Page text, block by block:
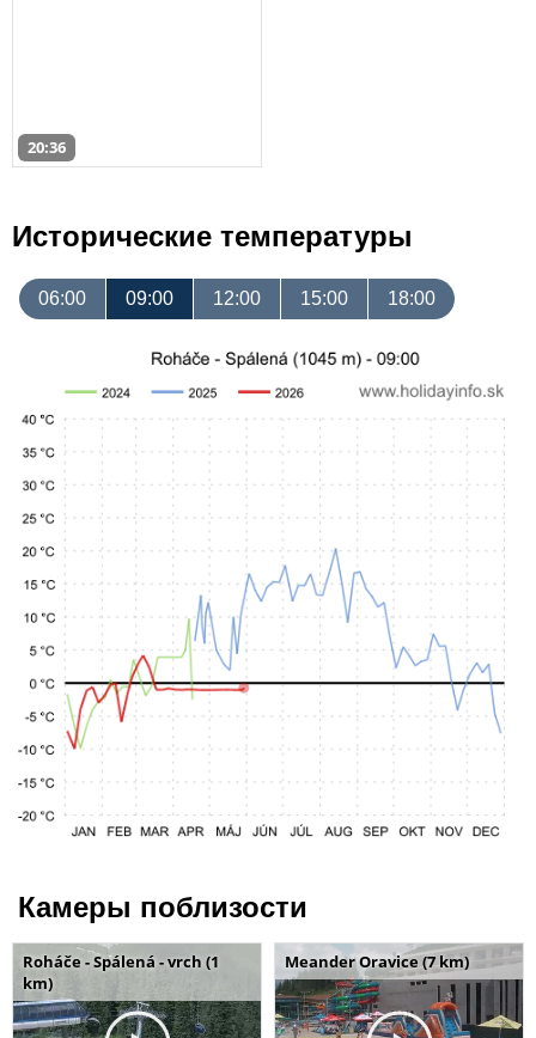
20:36
Исторические температуры
06:00 09:00 12:00 15:00 18:00
Камеры поблизости
Roháče - Spálená - vrch (1
km)
Meander Oravice (7 km)